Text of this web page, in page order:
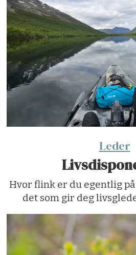
Leder
Hvor flink er du egentlig
det som gir deg